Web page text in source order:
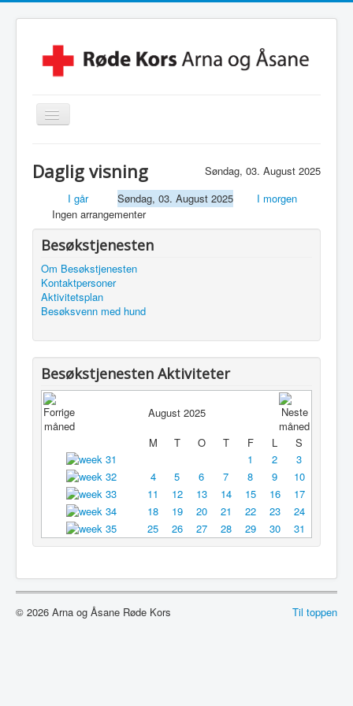
Skjul/Vis
navigasjon
Lokalforening
Leksehjelpen
Beredskapsvakt
Besøkstjenesten
Kontakt Oss
Linker
Utleie
Logg inn / ut
Daglig visning
Søndag, 03. August 2025
I går
Søndag, 03. August 2025
I morgen
Ingen arrangementer
Besøkstjenesten
Om Besøkstjenesten
Kontaktpersoner
Aktivitetsplan
Besøksvenn med hund
Besøkstjenesten Aktiviteter
August 2025
M
T O T F L
S
1
2
3
4
5 6 7 8 9
10
11
12 13 14 15 16
17
18
19 20 21 22 23
24
25
26 27 28 29 30 31
Til toppen
© 2026 Arna og Åsane Røde Kors